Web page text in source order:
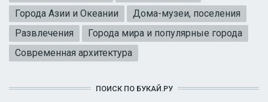
Города Азии и Океании
Дома-музеи, поселения
Развлечения
Города мира и популярные города
Современная архитектура
ПОИСК ПО БУКАЙ.РУ